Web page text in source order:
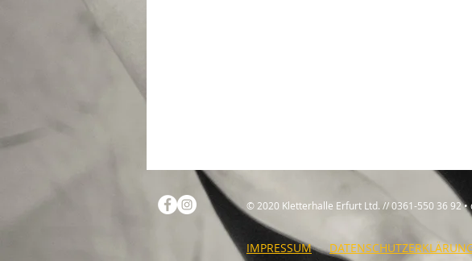
© 2020 Kletterhalle Erfurt Ltd. // 0361-550 36 92
IMPRESSUM